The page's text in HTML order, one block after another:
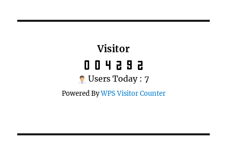
Visitor
Users Today : 7
Powered ByWPS Visitor Counter